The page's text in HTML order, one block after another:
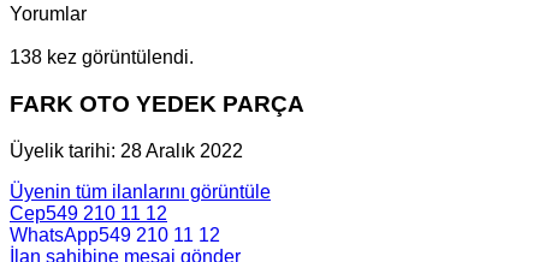
Yorumlar
138 kez görüntülendi.
FARK OTO YEDEK PARÇA
Üyelik tarihi: 28 Aralık 2022
Üyenin tüm ilanlarını görüntüle
Cep549 210 11 12
WhatsApp549 210 11 12
İlan sahibine mesaj gönder